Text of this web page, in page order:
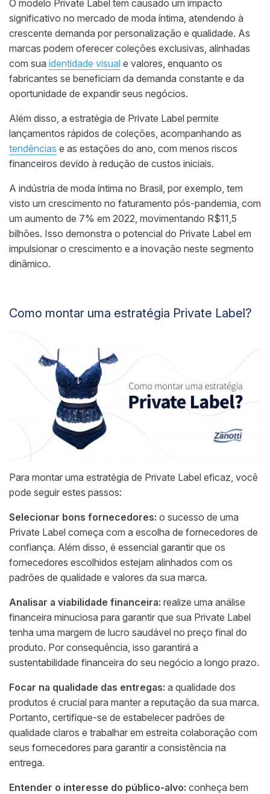
O modelo Private Label tem causado um impacto
significativo no mercado de moda íntima, atendendo à
crescente demanda por personalização e qualidade. As
marcas podem oferecer coleções exclusivas, alinhadas
com sua identidade visual e valores, enquanto os
fabricantes se beneficiam da demanda constante e da
oportunidade de expandir seus negócios.
Além disso, a estratégia de Private Label permite
lançamentos rápidos de coleções, acompanhando as
tendências e as estações do ano, com menos riscos
financeiros devido à redução de custos iniciais.
A indústria de moda íntima no Brasil, por exemplo, tem
visto um crescimento no faturamento pós-pandemia, com
um aumento de 7% em 2022, movimentando R$11,5
bilhões. Isso demonstra o potencial do Private Label em
impulsionar o crescimento e a inovação neste segmento
dinâmico.
Como montar uma estratégia Private Label?
Para montar uma estratégia de Private Label eficaz, você
pode seguir estes passos:
Selecionar bons fornecedores: o sucesso de uma
Private Label começa com a escolha de fornecedores de
confiança. Além disso, é essencial garantir que os
fornecedores escolhidos estejam alinhados com os
padrões de qualidade e valores da sua marca.
Analisar a viabilidade financeira: realize uma análise
financeira minuciosa para garantir que sua Private Label
tenha uma margem de lucro saudável no preço final do
produto. Por consequência, isso garantirá a
sustentabilidade financeira do seu negócio a longo prazo.
Focar na qualidade das entregas: a qualidade dos
produtos é crucial para manter a reputação da sua marca.
Portanto, certifique-se de estabelecer padrões de
qualidade claros e trabalhar em estreita colaboração com
seus fornecedores para garantir a consistência na
entrega.
Entender o interesse do público-alvo: conheça bem